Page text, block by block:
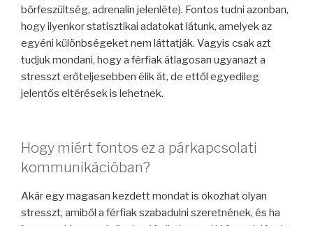
bőrfeszültség, adrenalin jelenléte). Fontos tudni azonban,
hogy ilyenkor statisztikai adatokat látunk, amelyek az
egyéni különbségeket nem láttatják. Vagyis csak azt
tudjuk mondani, hogy a férfiak átlagosan ugyanazt a
stresszt erőteljesebben élik át, de ettől egyedileg
jelentős eltérések is lehetnek.
Hogy miért fontos ez a párkapcsolati
kommunikációban?
Akár egy magasan kezdett mondat is okozhat olyan
stresszt, amiből a férfiak szabadulni szeretnének, és ha